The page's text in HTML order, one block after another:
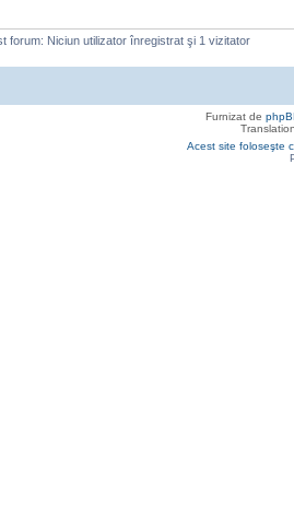
forum: Niciun utilizator înregistrat şi 1 vizitator
Furnizat de
Acest site foloseşte